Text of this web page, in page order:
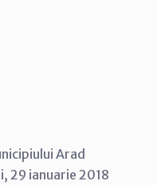
Arad
29 ianuarie 2018